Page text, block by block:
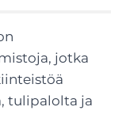
jotka
tulipalolta ja